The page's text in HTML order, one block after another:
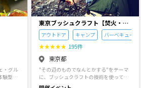
で、内
せん
和や
す(^
の方
出会
出会え
います
クル
会えたらラッキーだよね〜というスタン
スです、気軽にご参加ください🤘
験型コ
ってこ
東京ブッシュクラフト【焚火・キ
ャンプ・サバイバル】
アウトドア キャンプ バーベキュー
★★★★★ 195件
東京都
"その辺のものでなんとかする"をテーマ
に、ブッシュクラフトの技術を使って、
リュック一つでできる身軽なキャンプや